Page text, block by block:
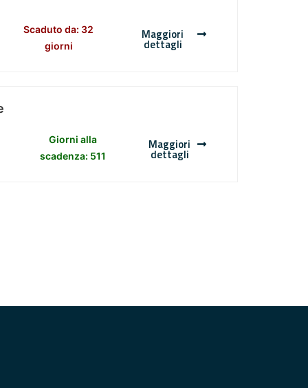
Scaduto da: 32
giorni
Maggiori
dettagli
Giorni alla
scadenza: 511
Maggiori
dettagli